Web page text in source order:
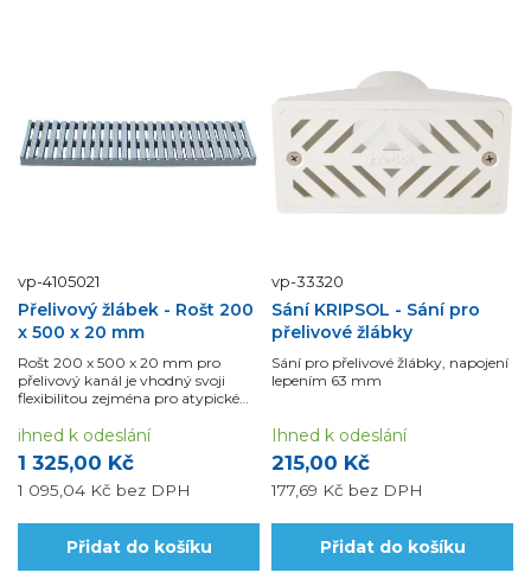
vp-4105021
Přelivový žlábek - Rošt 200
x 500 x 20 mm
Rošt 200 x 500 x 20 mm pro
přelivový kanál je vhodný svoji
flexibilitou zejména pro atypické
1 325,00 Kč
1 095,04 Kč bez DPH
ihned k odeslání
Přidat do košíku
vp-33320
Sání KRIPSOL - Sání pro
přelivové žlábky
Sání pro přelivové žlábky, napojení
lepením 63 mm
215,00 Kč
177,69 Kč bez DPH
Ihned k odeslání
Přidat do košíku